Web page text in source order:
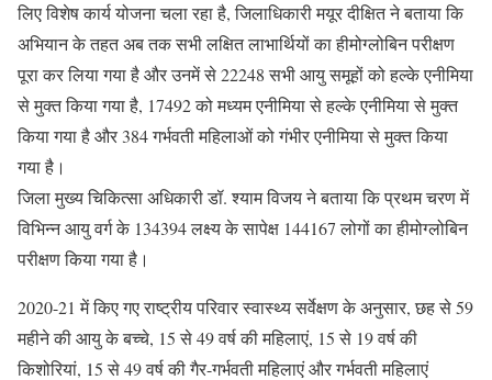
लिए विशेष कार्य योजना चला रहा है, जिलाधिकारी मयूर दीक्षित ने बताया कि
अभियान के तहत अब तक सभी लक्षित लाभार्थियों का हीमोग्लोबिन परीक्षण
पूरा कर लिया गया है और उनमें से 22248 सभी आयु समूहों को हल्के एनीमिया
से मुक्त किया गया है, 17492 को मध्यम एनीमिया से हल्के एनीमिया से मुक्त
किया गया है और 384 गर्भवती महिलाओं को गंभीर एनीमिया से मुक्त किया
गया है।
जिला मुख्य चिकित्सा अधिकारी डॉ. श्याम विजय ने बताया कि प्रथम चरण में
विभिन्न आयु वर्ग के 134394 लक्ष्य के सापेक्ष 144167 लोगों का हीमोग्लोबिन
परीक्षण किया गया है।
2020-21 में किए गए राष्ट्रीय परिवार स्वास्थ्य सर्वेक्षण के अनुसार, छह से 59
महीने की आयु के बच्चे, 15 से 49 वर्ष की महिलाएं, 15 से 19 वर्ष की
किशोरियां, 15 से 49 वर्ष की गैर-गर्भवती महिलाएं और गर्भवती महिलाएं